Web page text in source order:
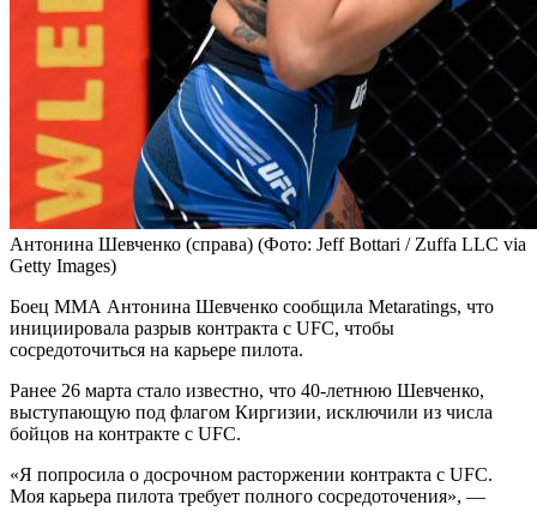
Антонина Шевченко (справа) (Фото: Jeff Bottari / Zuffa LLC via
Getty Images)
Боец ММА Антонина Шевченко сообщила Metaratings, что
инициировала разрыв контракта с UFC, чтобы
сосредоточиться на карьере пилота.
Ранее 26 марта стало известно, что 40-летнюю Шевченко,
выступающую под флагом Киргизии, исключили из числа
бойцов на контракте с UFC.
«Я попросила о досрочном расторжении контракта с UFC.
Моя карьера пилота требует полного сосредоточения», —